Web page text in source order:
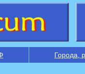
Города,